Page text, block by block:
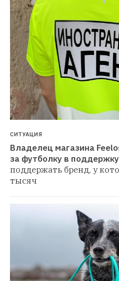
СИТУАЦИЯ
Владелец магазина
за футболку в
поддержать бренд, у
тысяч